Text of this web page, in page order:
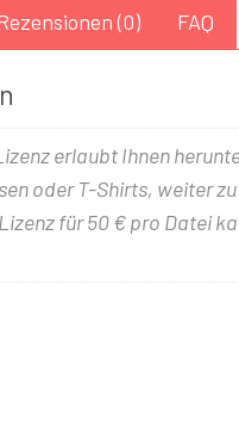
(0) FAQ
erlaubt Ihnen
oder T-Shirts, weiter
für 50 € pro Datei